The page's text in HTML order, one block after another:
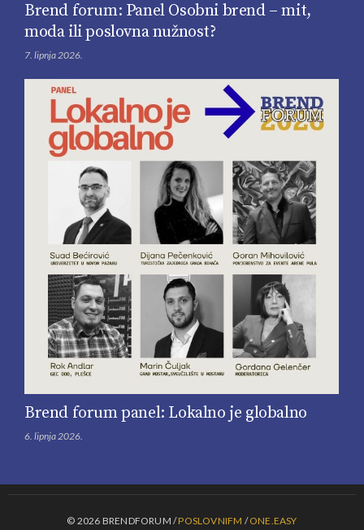
Brend forum: Panel Osobni brend – mit,
moda ili poslovna nužnost?
7. lipnja 2026.
Brend forum panel: Lokalno je globalno
6. lipnja 2026.
© 2026 BRENDFORUM /POSLOVNIFM /ONE.EASY